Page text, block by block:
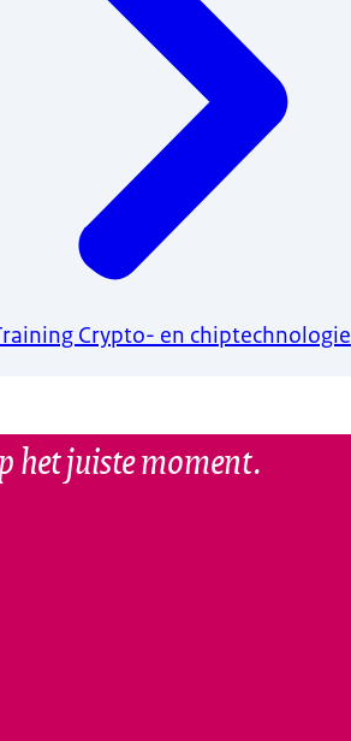
Crypto- en chiptechnologie
het juiste moment.